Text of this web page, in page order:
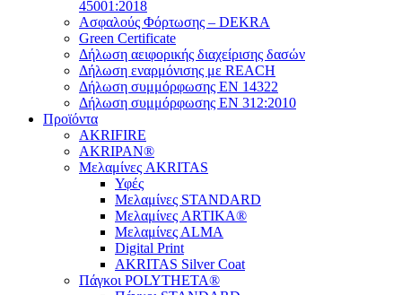
45001:2018
Ασφαλούς Φόρτωσης – DEKRA
Green Certificate
Δήλωση αειφορικής διαχείρισης δασών
Δήλωση εναρμόνισης με REACH
Δήλωση συμμόρφωσης EN 14322
Δήλωση συμμόρφωσης EN 312:2010
Προϊόντα
AKRIFIRE
AKRIPAN®
Μελαμίνες AKRITAS
Υφές
Μελαμίνες STANDARD
Μελαμίνες ARTIKA®
Μελαμίνες ΑLMA
Digital Print
AKRITAS Silver Coat
Πάγκοι POLYTHETA®